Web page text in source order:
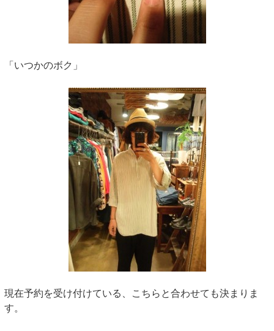
「いつかのボク」
現在予約を受け付けている、こちらと合わせても決まりま
す。